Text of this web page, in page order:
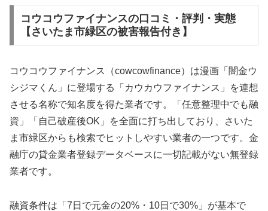
コウコウファイナンスの口コミ・評判・実態
【さいたま市緑区の被害報告付き】
コウコウファイナンス（cowcowfinance）は漫画「闇金ウ
シジマくん」に登場する「カウカウファイナンス」を連想
させる名称で知名度を得た業者です。「任意整理中でも融
資」「自己破産後OK」を全面に打ち出しており、さいた
ま市緑区からも検索でヒットしやすい業者の一つです。金
融庁の貸金業者登録データベースに一切記載がない無登録
業者です。
融資条件は「7日で元金の20%・10日で30%」が基本で